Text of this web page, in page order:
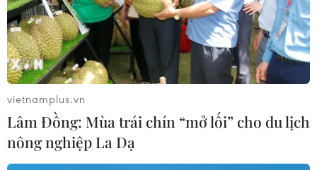
vietnamplus.vn
Lâm Đồng: Mùa trái chín “mở lối” cho du lịch
nông nghiệp La Dạ